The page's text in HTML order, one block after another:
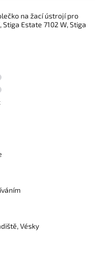
na žací ústrojí pro
Estate 7102 W, Stiga
Vésky